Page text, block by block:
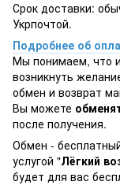
Срок доставки:
Укрпочтой.
Подробнее об
Мы понимаем, что
возникнуть
обмен и возврат
Вы можете
после получения.
Обмен -
услугой "Лёгкий
будет для вас